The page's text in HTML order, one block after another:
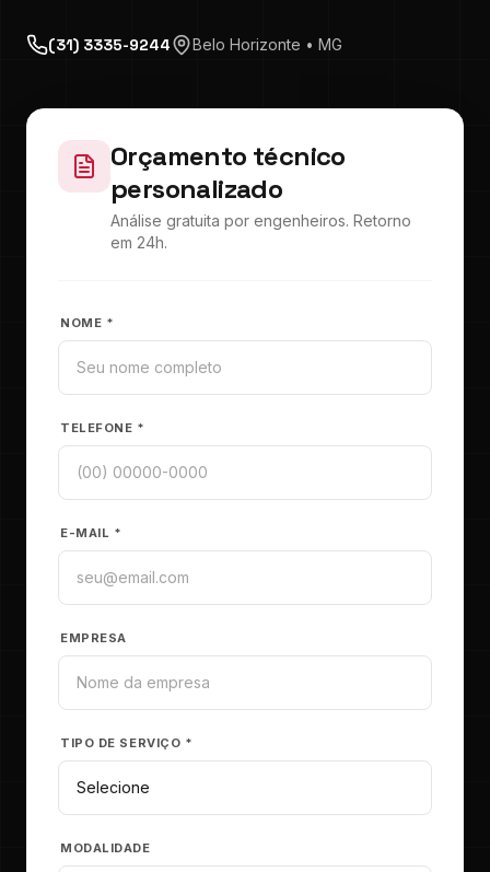
(31) 3335-9244 Belo Horizonte • MG
Orçamento técnico
personalizado
Análise gratuita por engenheiros. Retorno
em 24h.
NOME *
TELEFONE *
E-MAIL *
EMPRESA
TIPO DE SERVIÇO *
MODALIDADE